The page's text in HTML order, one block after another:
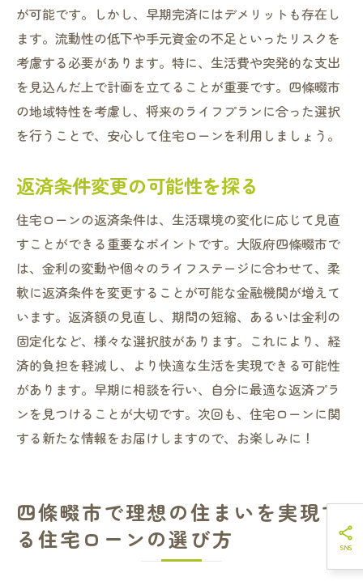
が可能です。しかし、早期完済にはデメリットも存在し
ます。流動性の低下や手元資金の不足といったリスクを
考慮する必要があります。特に、生活費や突発的な支出
を見込んだ上で計画を立てることが重要です。四條畷市
の地域特性を考慮し、将来のライフプランに合った選択
を行うことで、安心して住宅ローンを利用しましょう。
返済条件変更の可能性を探る
住宅ローンの返済条件は、生活環境の変化に応じて見直
すことができる重要なポイントです。大阪府四條畷市で
は、金利の変動や個々のライフステージに合わせて、柔
軟に返済条件を変更することが可能な金融機関が増えて
います。返済額の見直し、期間の短縮、あるいは金利の
固定化など、様々な選択肢があります。これにより、経
済的負担を軽減し、より快適な生活を実現できる可能性
があります。早期に相談を行い、自分に最適な返済プラ
ンを見つけることが大切です。次回も、住宅ローンに関
する新たな情報をお届けしますので、お楽しみに！
四條畷市で理想の住まいを実現す
る住宅ローンの選び方